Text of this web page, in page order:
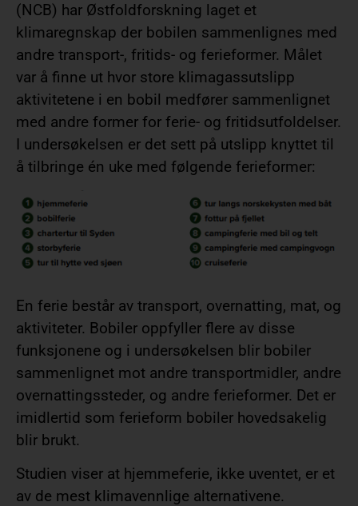
(NCB) har Østfoldforskning laget et
klimaregnskap der bobilen sammenlignes med
andre transport-, fritids- og ferieformer. Målet
var å finne ut hvor store klimagassutslipp
aktivitetene i en bobil medfører sammenlignet
med andre former for ferie- og fritidsutfoldelser.
I undersøkelsen er det sett på utslipp knyttet til
å tilbringe én uke med følgende ferieformer:
En ferie består av transport, overnatting, mat, og
aktiviteter. Bobiler oppfyller flere av disse
funksjonene og i undersøkelsen blir bobiler
sammenlignet mot andre transportmidler, andre
overnattingssteder, og andre ferieformer. Det er
imidlertid som ferieform bobiler hovedsakelig
blir brukt.
Studien viser at hjemmeferie, ikke uventet, er et
av de mest klimavennlige alternativene.